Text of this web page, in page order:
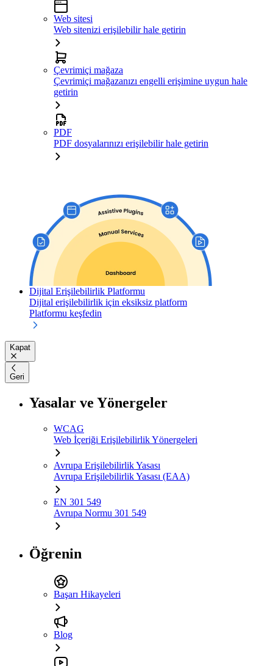
Web sitesi
Web sitenizi erişilebilir hale getirin
Çevrimiçi mağaza
Çevrimiçi mağazanızı engelli erişimine uygun hale
getirin
PDF
PDF dosyalarınızı erişilebilir hale getirin
Dijital Erişilebilirlik Platformu
Dijital erişilebilirlik için eksiksiz platform
Platformu keşfedin
Kapat
Geri
Yasalar ve Yönergeler
WCAG
Web İçeriği Erişilebilirlik Yönergeleri
Avrupa Erişilebilirlik Yasası
Avrupa Erişilebilirlik Yasası (EAA)
EN 301 549
Avrupa Normu 301 549
Öğrenin
Başarı Hikayeleri
Blog